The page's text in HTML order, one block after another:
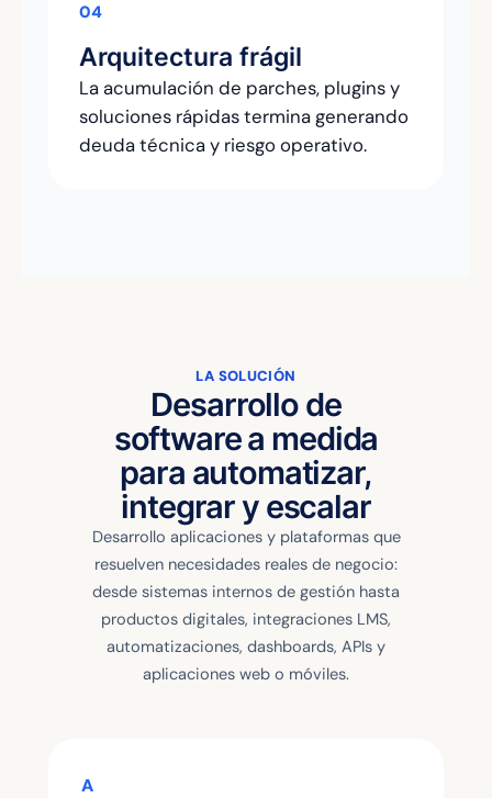
04
Arquitectura frágil
La acumulación de parches, plugins y
soluciones rápidas termina generando
deuda técnica y riesgo operativo.
LA SOLUCIÓN
Desarrollo de
software a medida
para automatizar,
integrar y escalar
Desarrollo aplicaciones y plataformas que
resuelven necesidades reales de negocio:
desde sistemas internos de gestión hasta
productos digitales, integraciones LMS,
automatizaciones, dashboards, APIs y
aplicaciones web o móviles.
A